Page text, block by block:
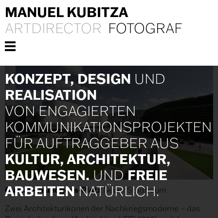
MANUEL KUBITZA
ARTDIRECTOR FOTOGRAF
KONZEPT, DESIGN UND
REALISATION
VON ENGAGIERTEN
KOMMUNIKATIONS­PROJEKTEN
FÜR AUFTRAGGEBER AUS
KULTUR, ARCHITEKTUR,
BAUWESEN.UNDFREIE
ARBEITENNATÜRLICH.
Gustav-Gründgens-PlatzNeuer Stadtraum
Zwei Architekturikonen der Nachkriegsmoderne – das